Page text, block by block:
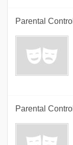
Parental Control
Parental Control